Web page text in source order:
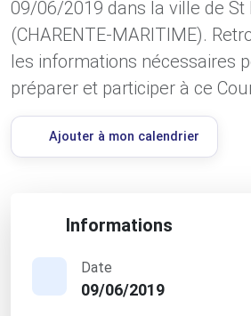
09/06/2019 dans la ville de St
(CHARENTE-MARITIME).
les informations nécessaires
préparer et participer à ce
Ajouter à mon calendrier
Informations
Date
09/06/2019